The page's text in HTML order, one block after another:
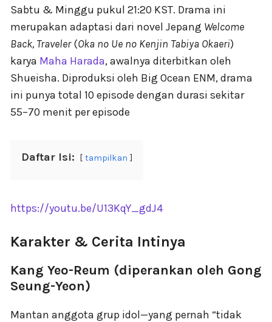
Sabtu & Minggu pukul 21:20 KST. Drama ini
merupakan adaptasi dari novel Jepang Welcome
Back, Traveler(Oka no Ue no Kenjin Tabiya Okaeri)
karya Maha Harada, awalnya diterbitkan oleh
Shueisha. Diproduksi oleh Big Ocean ENM, drama
ini punya total 10 episode dengan durasi sekitar
55–70 menit per episode
Daftar Isi: tampilkan
https://youtu.be/U13KqY_gdJ4
Karakter & Cerita Intinya
Kang Yeo-Reum (diperankan oleh Gong
Seung-Yeon)
Mantan anggota grup idol—yang pernah “tidak